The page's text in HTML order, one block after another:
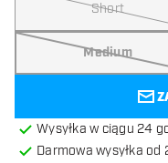
Short
Medium
Wysyłka w ciągu 24
Darmowa wysyłka od